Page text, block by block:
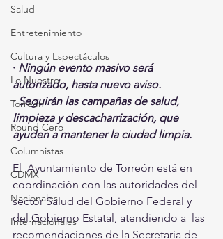
Salud
Entretenimiento
Cultura y Espectáculos
Lo Nuestro
Torreón
Round Cero
Columnistas
CDMX
Nacionales
Internacionales
· Ningún evento masivo será
autorizado, hasta nuevo aviso.
· Seguirán las campañas de salud,
limpieza y descacharrización, que
ayuden a mantener la ciudad limpia.
El  Ayuntamiento de Torreón está en
coordinación con las autoridades del
sector Salud del Gobierno Federal y
del Gobierno Estatal, atendiendo a  las
recomendaciones de la Secretaría de